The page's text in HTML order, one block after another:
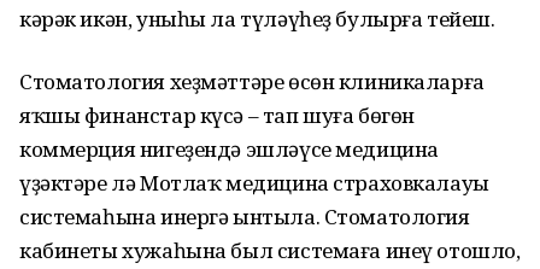
кәрәк икән, уныһы ла түләүһеҙ булырға тейеш.
Стоматология хеҙмәттәре өсөн клиникаларға
яҡшы финанстар күсә – тап шуға бөгөн
коммерция нигеҙендә эшләүсе медицина
үҙәктәре лә Мотлаҡ медицина страховкалауы
системаһына инергә ынтыла. Стоматология
кабинеты хужаһына был системаға инеү отошло,